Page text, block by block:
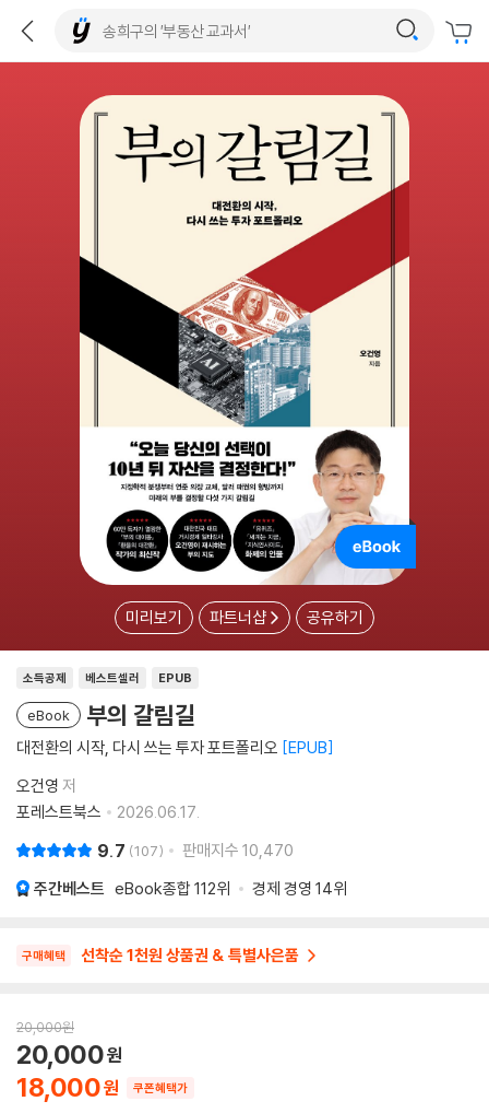
미리보기 파트너샵 공유하기
소득공제 베스트셀러 EPUB
eBook 부의 갈림길
대전환의 시작, 다시 쓰는 투자 포트폴리오 EPUB
오건영 저
포레스트북스
2026.06.17.
9.7 107 판매지수 10,470
주간베스트 eBook종합 112위 경제 경영 14위
구매혜택 선착순 1천원 상품권 & 특별사은품
20,000원
18,000
20,000
쿠폰혜택가